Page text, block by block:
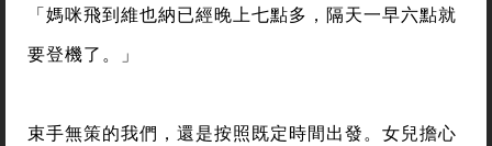
「媽咪飛到維也納已經晚上七點多，隔天一早六點就
要登機了。」
束手無策的我們，還是按照既定時間出發。女兒擔心